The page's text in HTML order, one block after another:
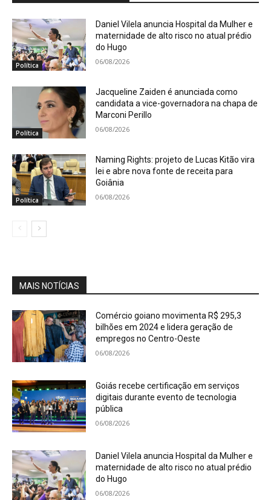
Política
Daniel Vilela anuncia Hospital da Mulher e
maternidade de alto risco no atual prédio
do Hugo
06/08/2026
Política
Jacqueline Zaiden é anunciada como
candidata a vice-governadora na chapa de
Marconi Perillo
06/08/2026
Política
Naming Rights: projeto de Lucas Kitão vira
lei e abre nova fonte de receita para
Goiânia
06/08/2026
MAIS NOTÍCIAS
Comércio goiano movimenta R$ 295,3
bilhões em 2024 e lidera geração de
empregos no Centro-Oeste
06/08/2026
Goiás recebe certificação em serviços
digitais durante evento de tecnologia
pública
06/08/2026
Daniel Vilela anuncia Hospital da Mulher e
maternidade de alto risco no atual prédio
do Hugo
06/08/2026